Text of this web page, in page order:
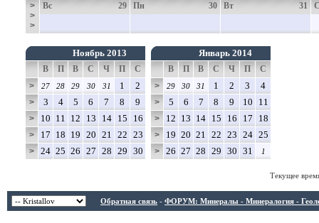
>
>
>
29
Вс 30
Пн 31
Вт
Ноябрь 2013
В П В С Ч П
С
>
27 28 29 30 31 1 2
> 3 4 5 6 7 8 9
> 10 11 12 13 14 15 16
> 17 18 19 20 21 22 23
> 24 25 26 27 28 29 30
Январь 2014
В П В С Ч П
С
>
29 30 31 1 2 3 4
> 5 6 7 8 9 10 11
> 12 13 14 15 16 17 18
> 19 20 21 22 23 24 25
> 26 27 28 29 30 31 1
Текущее
Обратная связь - ФОРУМ: Минералы - Минералогия -